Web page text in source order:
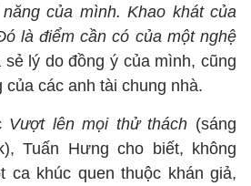
của mình. Khao khát của
là điểm cần có của một nghệ
lý do đồng ý của mình, cũng
các anh tài chung nhà.
Vượt lên mọi thử thách (sáng
Tuấn Hưng cho biết, không
ca khúc quen thuộc khán giả,